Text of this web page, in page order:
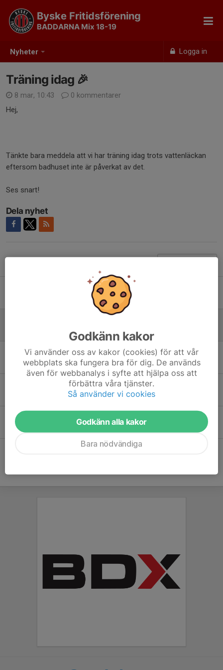
Nyheter Logga in
Byske Fritidsförening
BADDARNA Mix 18-19
Träning idag 🎉
8 mar, 10:43
0 kommentarer
Hej,
Tänkte bara meddela att vi har träning idag trots vattenläckan
eftersom badhuset inte är påverkat av det.
Ses snart!
Dela nyhet
Familjedag 12 april
8 mar, 10:43 0
Inställd träning 1 mars
24 feb, 19:47 0
På söndag kör vi igång!
10 feb, 21:32 0
Godkänn kakor
Vi använder oss av kakor (cookies) för att vår
webbplats ska fungera bra för dig. De används
även för webbanalys i syfte att hjälpa oss att
förbättra våra tjänster.
Så använder vi cookies
Godkänn alla kakor
Bara nödvändiga